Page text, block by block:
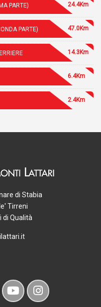
PARTE) 24.4Km
PARTE) 47.0Km
14.3Km
6.4Km
2.4Km
di Stabia
Tirreni
di Qualità